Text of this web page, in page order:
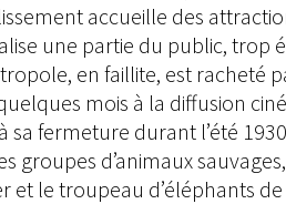
accueille des
une partie du public, trop
en faillite, est racheté
mois à la diffusion
sa fermeture durant l’été
groupes d’animaux
et le troupeau d’éléphants